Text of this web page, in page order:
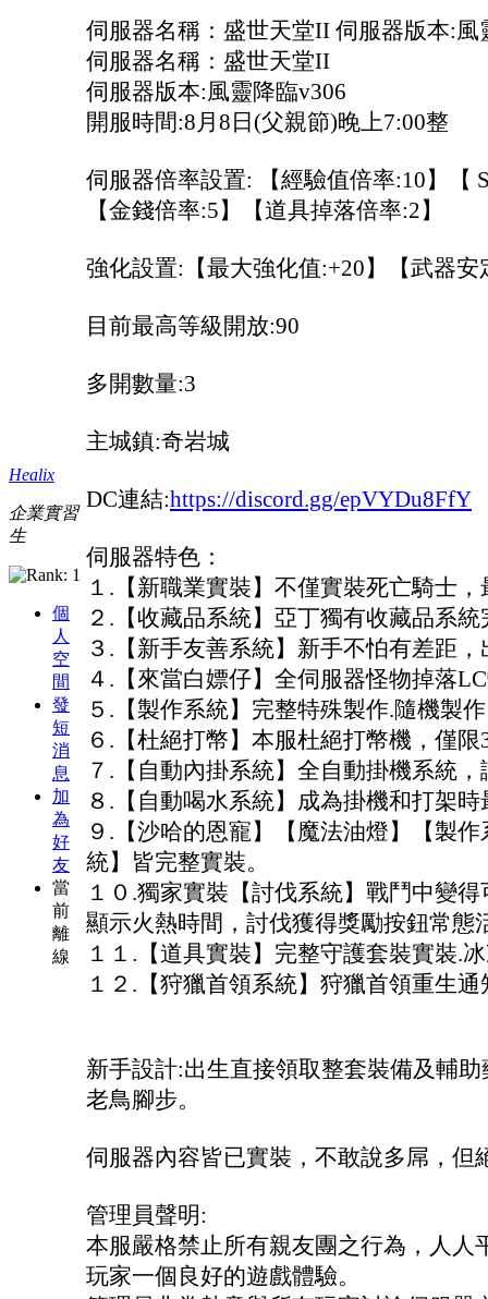
Healix
企業實習
生
個
人
空
間
發
短
消
息
加
為
好
友
當
前
離
線
伺服器名稱：盛世天堂II 伺服器版本:風
伺服器名稱：盛世天堂II
伺服器版本:風靈降臨v306
開服時間:8月8日(父親節)晚上7:00整
伺服器倍率設置: 【經驗值倍率:10】【
【金錢倍率:5】【道具掉落倍率:2】
強化設置:【最大強化值:+20】【武器
目前最高等級開放:90
多開數量:3
主城鎮:奇岩城
DC連結:https://discord.gg/epVYDu8FfY
伺服器特色：
１.【新職業實裝】不僅實裝死亡騎士
２.【收藏品系統】亞丁獨有收藏品系
３.【新手友善系統】新手不怕有差距
４.【來當白嫖仔】全伺服器怪物掉落
５.【製作系統】完整特殊製作.隨機製
６.【杜絕打幣】本服杜絕打幣機，僅
７.【自動內掛系統】全自動掛機系統
８.【自動喝水系統】成為掛機和打架
９.【沙哈的恩寵】【魔法油燈】【製
統】皆完整實裝。
１０.獨家實裝【討伐系統】戰鬥中變
顯示火熱時間，討伐獲得獎勵按鈕常態
１１.【道具實裝】完整守護套裝實裝.
１２.【狩獵首領系統】狩獵首領重生
新手設計:出生直接領取整套裝備及輔
老鳥腳步。
伺服器內容皆已實裝，不敢說多屌，
管理員聲明:
本服嚴格禁止所有親友團之行為，人
玩家一個良好的遊戲體驗。